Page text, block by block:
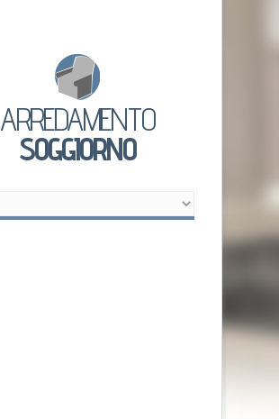
ARREDAMENTO
SOGGIORNO